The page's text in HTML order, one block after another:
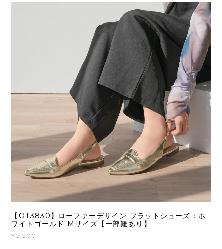
【OT3830】ローファーデザイン フラットシューズ：ホ
ワイトゴールド Mサイズ【一部難あり】
¥2,200